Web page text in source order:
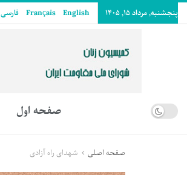
پنجشنبه, مرداد ۱۵, ۱۴۰۵ English
Français فارسی
صفحه اول
صفحه اصلی شهدای راه آزادی